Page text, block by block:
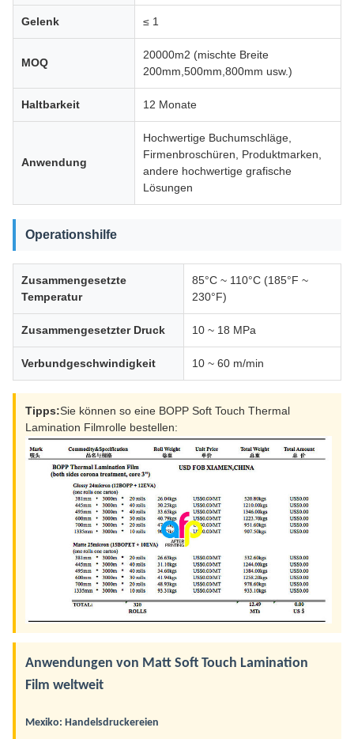
Gelenk ≤ 1
MOQ
20000m2 (mischte Breite
200mm,500mm,800mm usw.)
Haltbarkeit 12 Monate
Anwendung
Hochwertige Buchumschläge,
Firmenbroschüren, Produktmarken,
andere hochwertige grafische
Lösungen
Operationshilfe
Zusammengesetzte
Temperatur
85°C ~ 110°C (185°F ~
230°F)
Zusammengesetzter Druck 10 ~ 18 MPa
Verbundgeschwindigkeit 10 ~ 60 m/min
Tipps:Sie können so eine BOPP Soft Touch Thermal
Lamination Filmrolle bestellen:
Anwendungen von Matt Soft Touch Lamination
Film weltweit
Mexiko: Handelsdruckereien